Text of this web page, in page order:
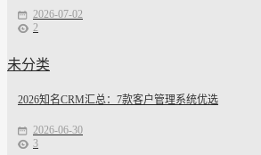
2026-07-02
2
未分类
2026知名CRM汇总：7款客户管理系统优选
2026-06-30
3